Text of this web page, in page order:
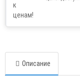
Описание